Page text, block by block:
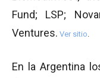
Fund; LSP;
Ventures. Ver sitio.
En la Argentina